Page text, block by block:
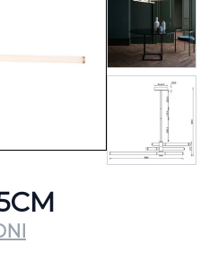
View